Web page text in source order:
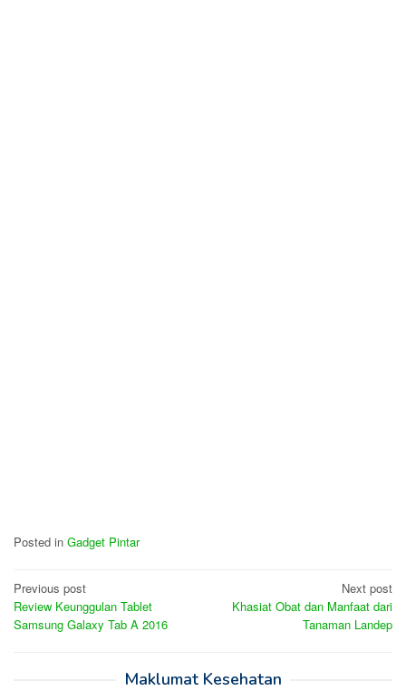
Posted in Gadget Pintar
Post
navigation
Previous post
Review Keunggulan Tablet
Samsung Galaxy Tab A 2016
Next post
Khasiat Obat dan Manfaat dari
Tanaman Landep
Maklumat Kesehatan